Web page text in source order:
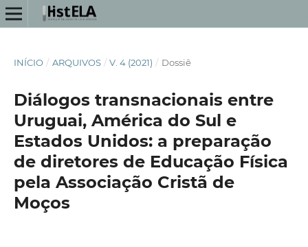
INÍCIO / ARQUIVOS / V. 4 (2021) / Dossiê
Diálogos transnacionais entre
Uruguai, América do Sul e
Estados Unidos: a preparação
de diretores de Educação Física
pela Associação Cristã de
Moços